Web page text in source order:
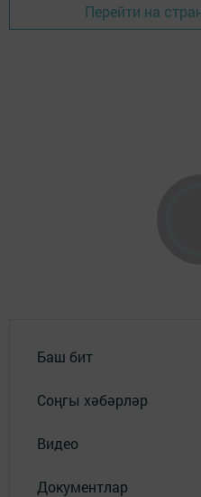
Перейти на
Баш бит
Соңгы хәбәрләр
Видео
Документлар